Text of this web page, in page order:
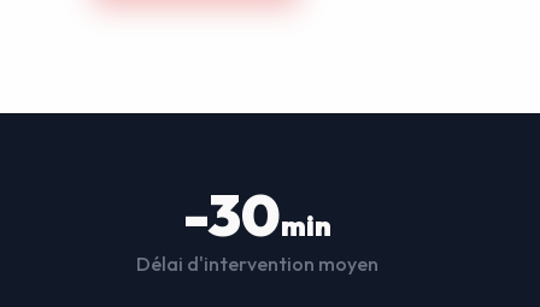
-30min
Délai d'intervention moyen